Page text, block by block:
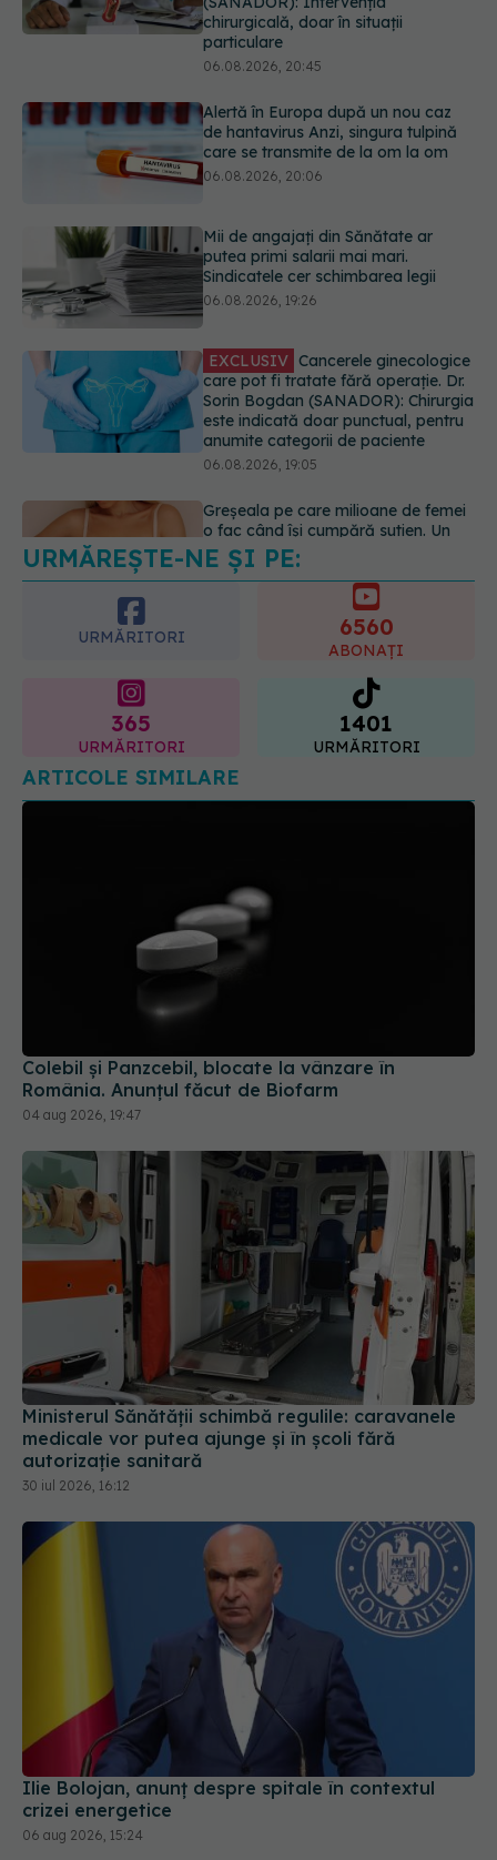
06.08.2026, 20:06
Mii de angajați din Sănătate ar
Sindicatele cer schimbarea legii
06.08.2026, 19:26
Sorin Bogdan (SANADOR): Chirurgia
este indicată doar punctual, pentru
anumite categorii de paciente
06.08.2026, 19:05
Greșeala pe care milioane de femei
o fac când își cumpără sutien. Un
medic explică metoda corectă
06.08.2026, 18:08
EXCLUSIV De ce unele paciente
la operație. Dr. Sorin Bogdan
(SANADOR): Intervenția
chirurgicală, doar în situații
particulare
URMĂREȘTE-NE ȘI PE:
URMĂRITORI 6560
365
URMĂRITORI
1401
URMĂRITORI
ARTICOLE SIMILARE
Colebil și Panzcebil, blocate la vânzare în
Ministerul Sănătății schimbă regulile: caravanele
medicale vor putea ajunge și în școli fără
autorizație sanitară
30 iul 2026, 16:12
Ilie Bolojan, anunț despre spitale în contextul
crizei energetice
06 aug 2026, 15:24